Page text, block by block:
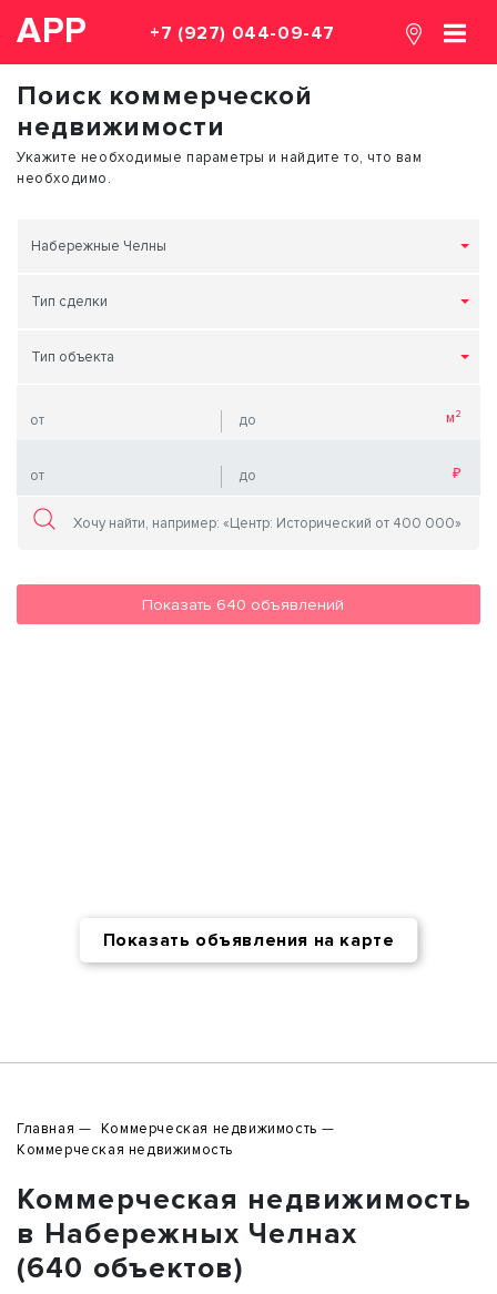
АРР +7 (927) 044-09-47
Поиск коммерческой
недвижимости
Укажите необходимые параметры и найдите то, что вам
необходимо.
Набережные Челны
Тип сделки
Тип объекта
Показать 640 объявлений
Показать объявления на карте
Главная
Коммерческая недвижимость
Коммерческая недвижимость
Коммерческая недвижимость
в Набережных Челнах
(640 объектов)